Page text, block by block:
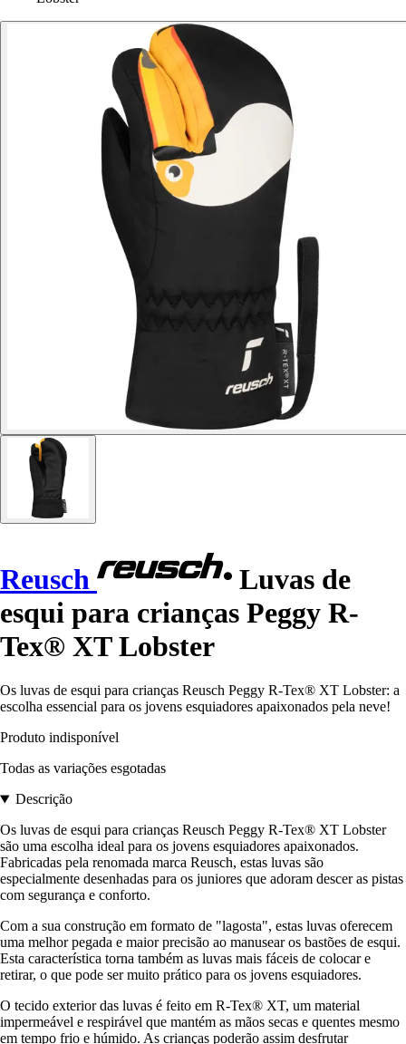
Reusch
Luvas de
esqui para crianças Peggy R-
Tex® XT Lobster
Os luvas de esqui para crianças Reusch Peggy R-Tex® XT Lobster: a
escolha essencial para os jovens esquiadores apaixonados pela neve!
Produto indisponível
Todas as variações esgotadas
Descrição
Os luvas de esqui para crianças Reusch Peggy R-Tex® XT Lobster
são uma escolha ideal para os jovens esquiadores apaixonados.
Fabricadas pela renomada marca Reusch, estas luvas são
especialmente desenhadas para os juniores que adoram descer as pistas
com segurança e conforto.
Com a sua construção em formato de "lagosta", estas luvas oferecem
uma melhor pegada e maior precisão ao manusear os bastões de esqui.
Esta característica torna também as luvas mais fáceis de colocar e
retirar, o que pode ser muito prático para os jovens esquiadores.
O tecido exterior das luvas é feito em R-Tex® XT, um material
impermeável e respirável que mantém as mãos secas e quentes mesmo
em tempo frio e húmido. As crianças poderão assim desfrutar